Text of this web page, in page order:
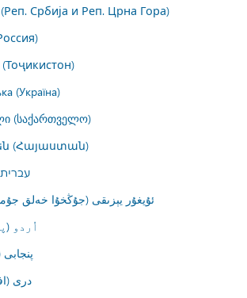
Србија и Реп. Црна Гора)
(Україна)
(საქართველო)
(Հայաստան)
ئۇيغۇر يېزىقى (جۇڭخۇا خەلق
اُردو
درى